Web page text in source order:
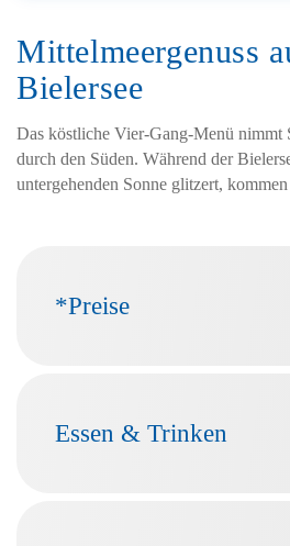
Mittelmeergenuss
Bielersee
Das köstliche Vier-Gang-Menü nimmt
durch den Süden. Während der
untergehenden Sonne glitzert,
*Preise
Essen & Trinken